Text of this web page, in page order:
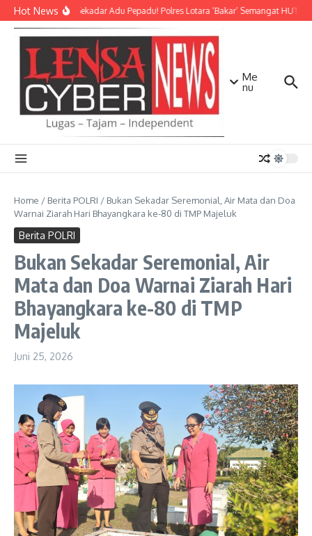
Lewati ke konten
Hot NewsBukan Sekadar Adu Pepadu! Polres Lotara ‘Bakar’ Semangat HUT
Me
nu
Home / Berita POLRI / Bukan Sekadar Seremonial, Air Mata dan Doa
Warnai Ziarah Hari Bhayangkara ke-80 di TMP Majeluk
Berita POLRI
Bukan Sekadar Seremonial, Air
Mata dan Doa Warnai Ziarah Hari
Bhayangkara ke-80 di TMP
Majeluk
Juni 25, 2026